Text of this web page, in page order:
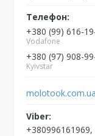
+380 (99) 616-
Vodafone
+380 (97) 908-
Kyivstar